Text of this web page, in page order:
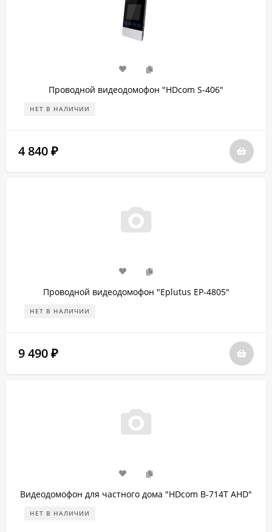
Проводной видеодомофон "HDcom S-406"
НЕТ В НАЛИЧИИ
4 840 ₽
Проводной видеодомофон "Eplutus EP-4805"
НЕТ В НАЛИЧИИ
9 490 ₽
Видеодомофон для частного дома "HDcom B-714T AHD"
НЕТ В НАЛИЧИИ